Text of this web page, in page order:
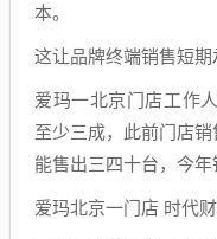
本。
这让品牌终端销售短期
爱玛一北京门店工作
至少三成，此前门店
能售出三四十台，今年
爱玛北京一门店 时代